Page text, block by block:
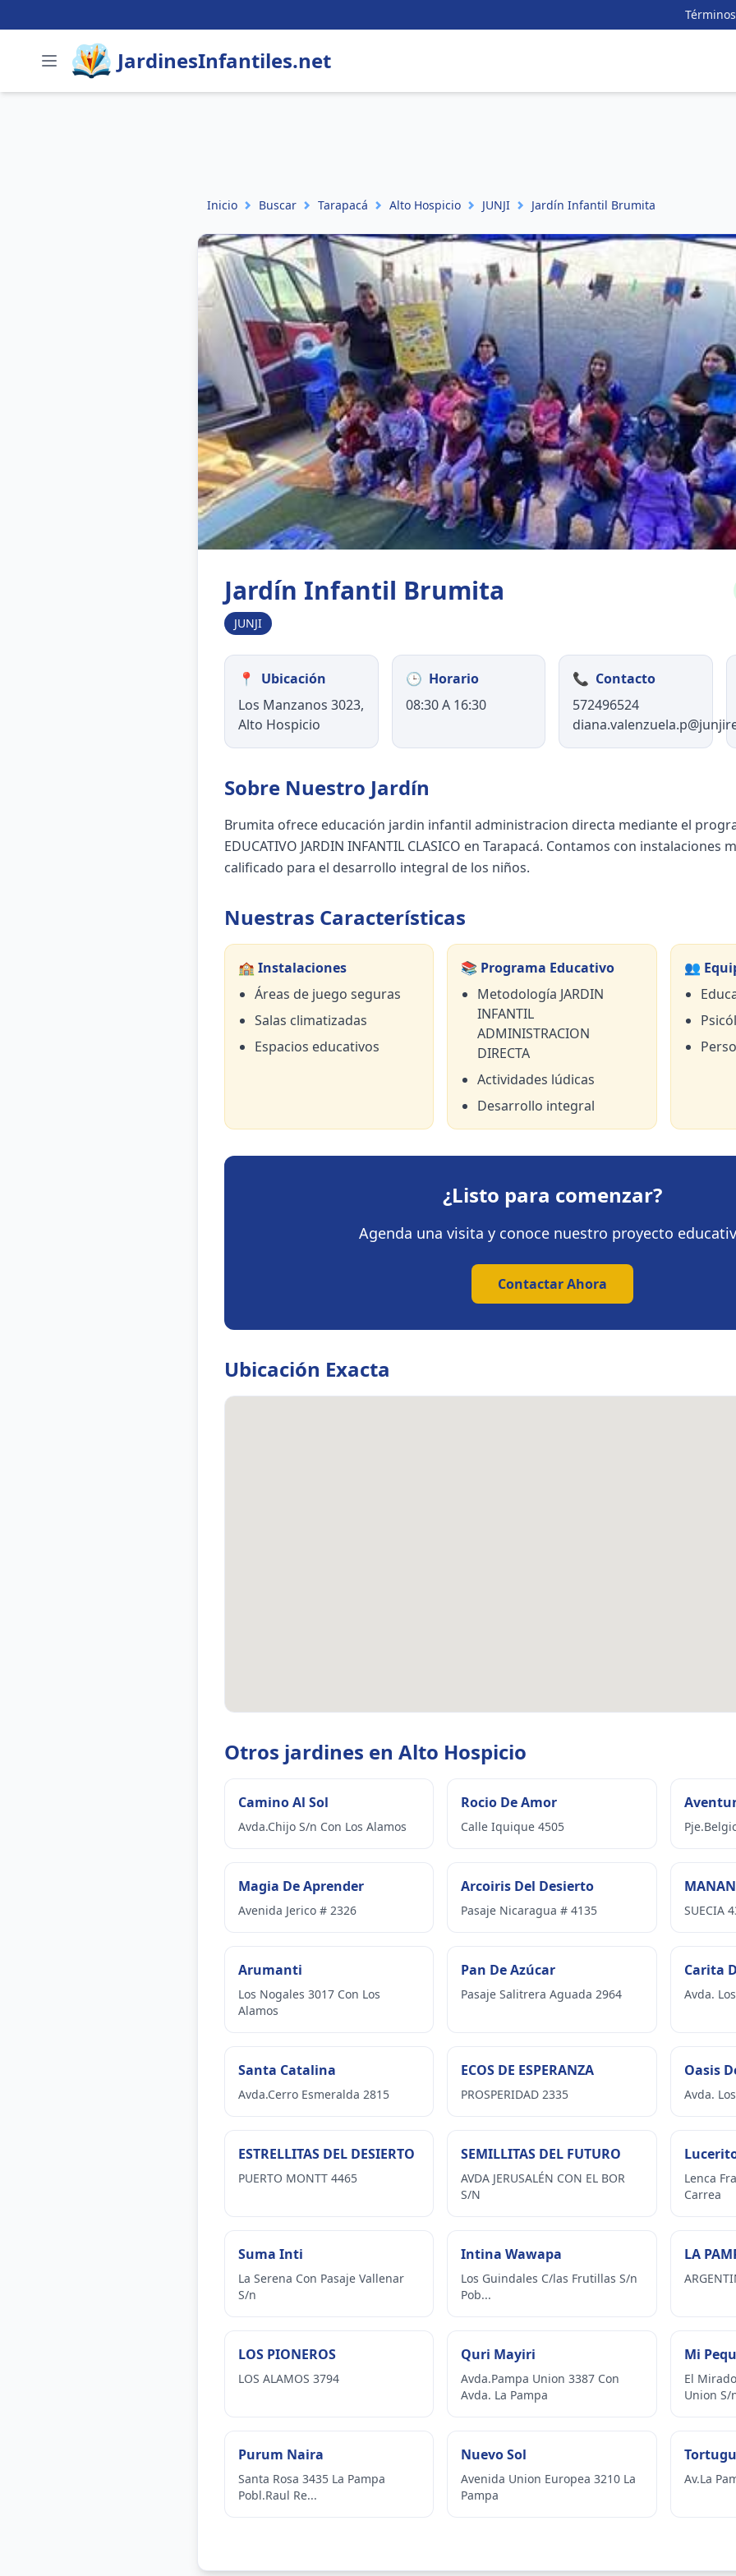
JardinesInfantiles.net
Inicio Buscar Tarapacá Alto Hospicio JUNJI Jardín Infantil Brumita
Jardín Infantil Brumita
JUNJI
📍
Ubicación
Los Manzanos 3023,
Alto Hospicio
🕒 Horario
08:30 A 16:30
📞 Contacto
572496524
Sobre Nuestro Jardín
Brumita ofrece educación jardin infantil administracion directa mediante el
EDUCATIVO JARDIN INFANTIL CLASICO en Tarapacá. Contamos con instalaciones
calificado para el desarrollo integral de los niños.
Nuestras Características
🏫 Instalaciones
Áreas de juego seguras
Salas climatizadas
Espacios educativos
📚 Programa Educativo
Metodología JARDIN
INFANTIL
ADMINISTRACION
DIRECTA
Actividades lúdicas
Desarrollo integral
👥
¿Listo para comenzar?
Agenda una visita y conoce nuestro proyecto
Contactar Ahora
Ubicación Exacta
Otros jardines en Alto Hospicio
Camino Al Sol
Avda.Chijo S/n Con Los Alamos
Rocio De Amor
Calle Iquique 4505
Magia De Aprender
Avenida Jerico # 2326
Arcoiris Del Desierto
Pasaje Nicaragua # 4135 SUECIA
Arumanti
Los Nogales 3017 Con Los
Alamos
Pan De Azúcar
Pasaje Salitrera Aguada 2964
Carita
Avda.
Santa Catalina
Avda.Cerro Esmeralda 2815
ECOS DE ESPERANZA
PROSPERIDAD 2335
Oasis
Avda.
ESTRELLITAS DEL DESIERTO
PUERTO MONTT 4465
SEMILLITAS DEL FUTURO
AVDA JERUSALÉN CON EL BOR
S/N
Lenca
Carrea
Suma Inti
La Serena Con Pasaje Vallenar
S/n
Intina Wawapa
Los Guindales C/las Frutillas S/n
Pob...
LA
LOS PIONEROS
LOS ALAMOS 3794
Quri Mayiri
Avda.Pampa Union 3387 Con
Avda. La Pampa
Mi
El
Union S/
Purum Naira
Santa Rosa 3435 La Pampa
Pobl.Raul Re...
Nuevo Sol
Avenida Union Europea 3210 La
Pampa
Av.La